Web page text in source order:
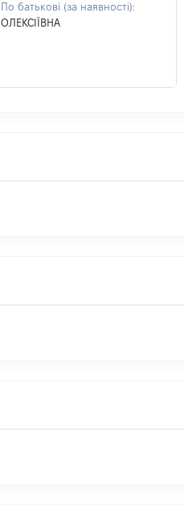
По батькові (за наявності):
ОЛЕКСІЇВНА